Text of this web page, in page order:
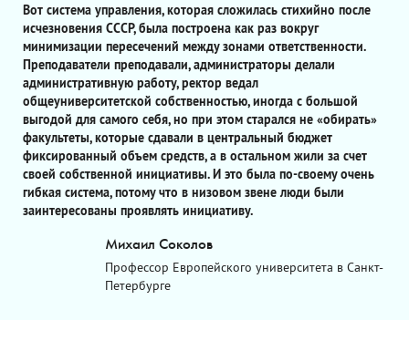
Вот система управления, которая сложилась стихийно после
исчезновения СССР, была построена как раз вокруг
минимизации пересечений между зонами ответственности.
Преподаватели преподавали, администраторы делали
административную работу, ректор ведал
общеуниверситетской собственностью, иногда с большой
выгодой для самого себя, но при этом старался не «обирать»
факультеты, которые сдавали в центральный бюджет
фиксированный объем средств, а в остальном жили за счет
своей собственной инициативы. И это была по-своему очень
гибкая система, потому что в низовом звене люди были
заинтересованы проявлять инициативу.
Михаил Соколов
Профессор Европейского университета в Санкт-
Петербурге